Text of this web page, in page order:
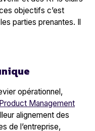
objectifs c’est
parties prenantes.
opérationnel,
Management
alignement des
de l’entreprise,